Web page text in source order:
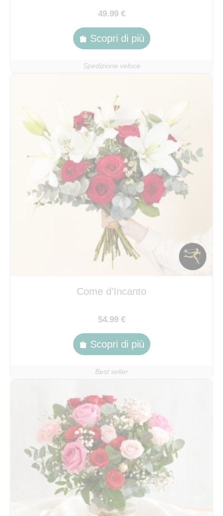
49.99 €
Scopri di più
Spedizione veloce
Come d’Incanto
54.99 €
Scopri di più
Best seller